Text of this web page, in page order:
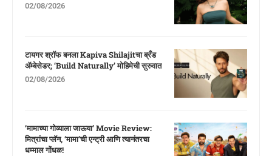
02/08/2026
टायगर श्रॉफ बनला Kapiva Shilajitचा ब्रँड
ॲम्बेसेडर; ‘Build Naturally’ मोहिमेची सुरुवात
02/08/2026
‘मामाच्या गोव्याला जाऊया’ Movie Review:
मित्रांचा प्लॅन, ‘मामा’ची एन्ट्री आणि त्यानंतरचा
धम्माल गोंधळ!